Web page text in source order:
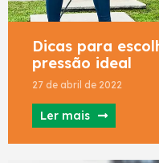
Dicas para
pressão ideal
27 de abril de 2022
Ler mais